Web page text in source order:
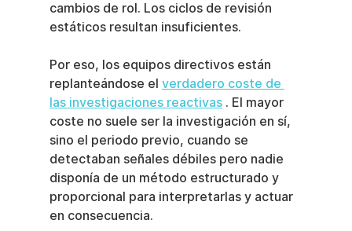
cambios de rol. Los ciclos de revisión
estáticos resultan insuficientes.
Por eso, los equipos directivos están
replanteándose el verdadero coste de
las investigaciones reactivas . El mayor
coste no suele ser la investigación en sí,
sino el periodo previo, cuando se
detectaban señales débiles pero nadie
disponía de un método estructurado y
proporcional para interpretarlas y actuar
en consecuencia.